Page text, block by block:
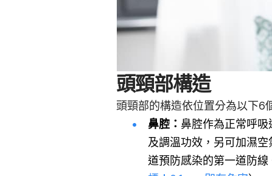
頭頸部構造
頭頸部的構造依位置分為以下6
鼻腔： 鼻腔作為正常呼
及調溫功效，另可加濕
道預防感染的第一道防線